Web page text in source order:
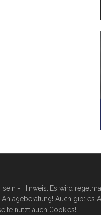
- Hinweis: Es wird
Auch gibt es
nutzt auch Cookies!